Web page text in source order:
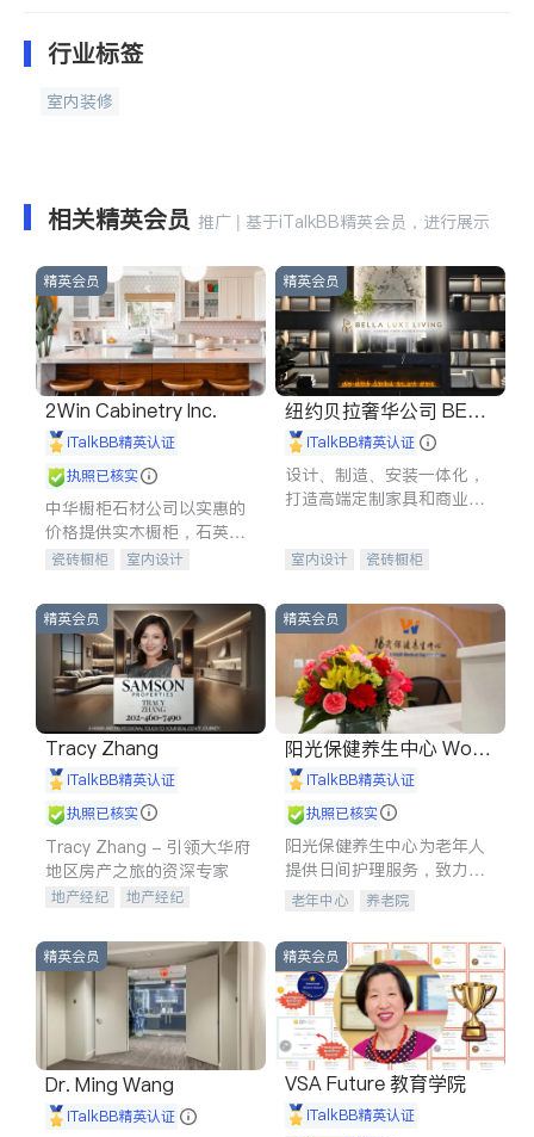
行业标签
室内装修
相关精英会员 推广 | 基于iTalkBB精英会员，进行展示
精英会员
2Win Cabinetry Inc.
iTalkBB精英认证
执照已核实
中华橱柜石材公司以实惠的
价格提供实木橱柜，石英石
台面，多种优质不锈钢水
质厨房，家的选择。
瓷砖橱柜
室内设计
室内装修
精英会员
纽约贝拉奢华公司 BELL
A LUXE
iTalkBB精英认证
设计、制造、安装一体化，
打造高端定制家具和商业空
室内设计
瓷砖橱柜
售前软装staging
室内装修
精英会员
Tracy Zhang
iTalkBB精英认证
执照已核实
Tracy Zhang - 引领大华府
地区房产之旅的资深专家
地产经纪
地产经纪
商铺租售
开发商建商
精英会员
阳光保健养生中心 World
shine
iTalkBB精英认证
执照已核实
阳光保健养生中心为老年人
提供日间护理服务，致力于
通过持续的护理创新来有效
老年中心 养老院
精英会员
Dr. Ming Wang
iTalkBB精英认证
精英会员
VSA Future 教育学院
iTalkBB精英认证